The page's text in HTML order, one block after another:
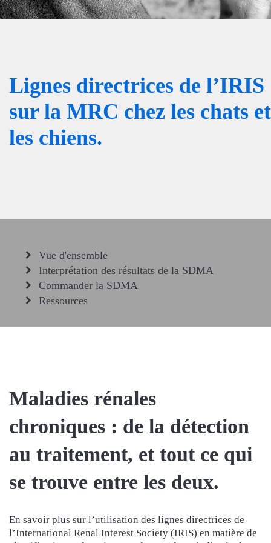
Lignes directrices de l’IRIS
sur la MRC chez les chats et
les chiens.
Vue d'ensemble
Interprétation des résultats de la SDMA
Commander la SDMA
Ressources
Maladies rénales
chroniques : de la détection
au traitement, et tout ce qui
se trouve entre les deux.
En savoir plus sur l’utilisation des lignes directrices de
l’International Renal Interest Society (IRIS) en matière de